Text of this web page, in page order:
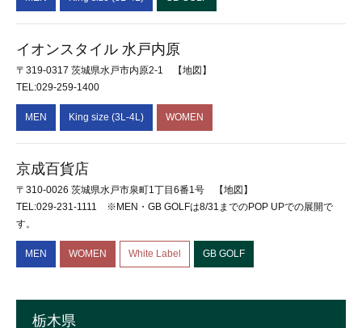
イオンスタイル 水戸内原
〒319-0317 茨城県水戸市内原2-1
【地図】
TEL:029-259-1400
MEN King size (3L-4L) WOMEN
京成百貨店
〒310-0026 茨城県水戸市泉町1丁目6番1号
【地図】
TEL:029-231-1111 ※MEN・GB GOLFは8/31までのPOP UPでの展開で
す。
MEN WOMEN White Label GB GOLF
栃木県